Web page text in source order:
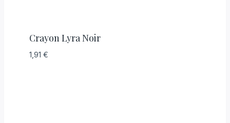
Crayon Lyra Noir
1,91 €